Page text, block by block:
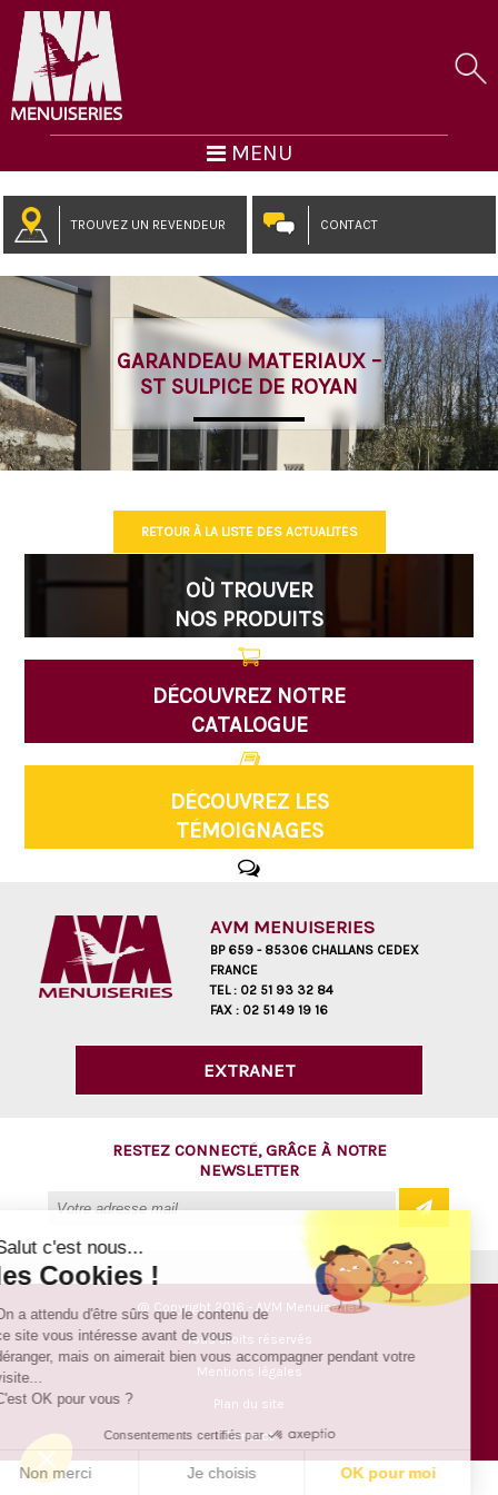
MENU
TROUVEZ UN REVENDEUR CONTACT
GARANDEAU MATERIAUX –
ST SULPICE DE ROYAN
RETOUR À LA LISTE DES ACTUALITÉS
OÙ TROUVER
NOS PRODUITS
DÉCOUVREZ NOTRE
CATALOGUE
DÉCOUVREZ LES
TÉMOIGNAGES
AVM MENUISERIES
BP 659 - 85306 CHALLANS CEDEX
FRANCE
TEL : 02 51 93 32 84
FAX : 02 51 49 19 16
EXTRANET
RESTEZ CONNECTÉ, GRÂCE À NOTRE
NEWSLETTER
@ Copyright 2016 - AVM Menuiseries
Tous droits réservés
Mentions légales
Plan du site
Contact
Salut c'est nous...
les Cookies !
On a attendu d'être sûrs que le contenu de
ce site vous intéresse avant de vous
déranger, mais on aimerait bien vous accompagner pendant votre
visite...
C'est OK pour vous ?
Consentements certifiés par
Non merci Je choisis OK pour moi